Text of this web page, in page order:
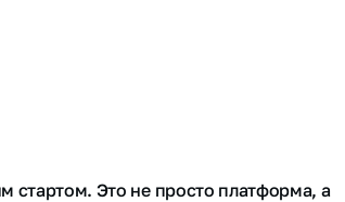
стартом. Это не просто платформа, а